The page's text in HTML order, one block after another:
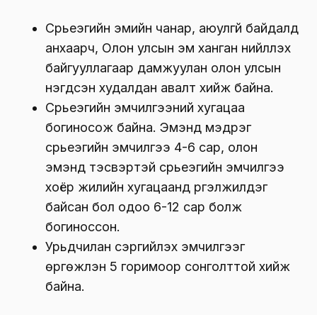
Сүрьеэгийн эмийн чанар, аюулгүй байдалд
анхаарч, Олон улсын эм ханган нийлүүлэх
байгууллагаар дамжуулан олон улсын
нэгдсэн худалдан авалт хийж байна.
Сүрьеэгийн эмчилгээний хугацаа
богиносож байна. Эмэнд мэдрэг
сүрьеэгийн эмчилгээ 4-6 сар, олон
эмэнд тэсвэртэй сүрьеэгийн эмчилгээ
хоёр жилийн хугацаанд үргэлжилдэг
байсан бол одоо 6-12 сар болж
богиноссон.
Урьдчилан сэргийлэх эмчилгээг
өргөжүүлэн 5 горимоор сонголттой хийж
байна.